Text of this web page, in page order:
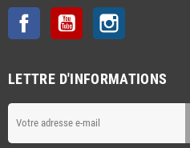
Facebook YouTube
LETTRE D'INFORMATIONS